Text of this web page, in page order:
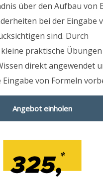
über den Aufbau von
bei der Eingabe
sind. Durch
praktische
direkt angewendet
Eingabe von Formeln
Angebot einholen